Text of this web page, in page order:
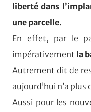
liberté dans
une parcelle.
En effet, par le
impérativement la
Autrement dit de
aujourd’hui n’a plus
Aussi pour les